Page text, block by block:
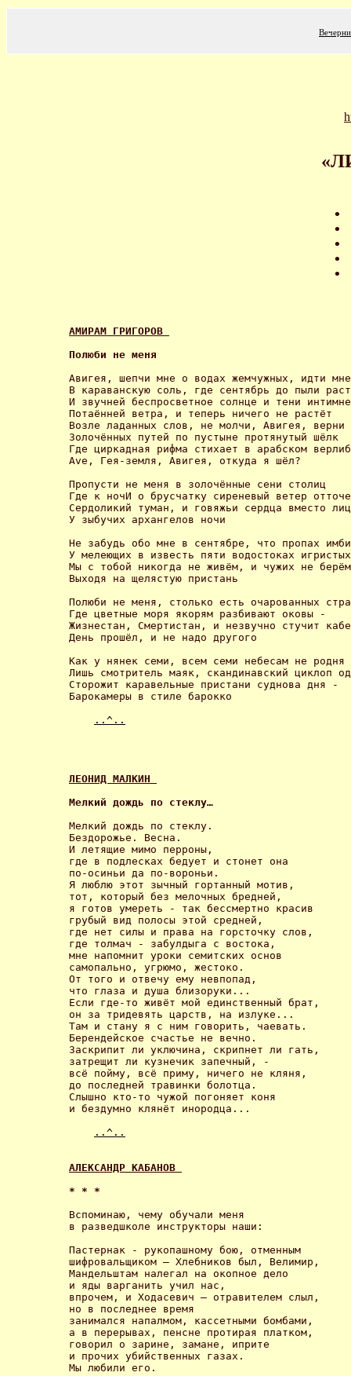
АМИРАМ ГРИГОРОВ
Полюби не меня
Авигея, шепчи мне о водах жемчужных, идти
В караванскую соль, где сентябрь до пыли
И звучней беспросветное солнце и тени
Потаённей ветра, и теперь ничего не растёт
Возле ладанных слов, не молчи, Авигея,
Золочённых путей по пустыне протянутый шёлк
Где циркадная рифма стихает в арабском
Ave, Гея-земля, Авигея, откуда я шёл?
Пропусти не меня в золочённые сени столиц
Где к ночИ о брусчатку сиреневый ветер
Сердоликий туман, и говяжьи сердца вместо
У зыбучих архангелов ночи
Не забудь обо мне в сентябре, что пропах
У мелеющих в известь пяти водостоках
Мы с тобой никогда не живём, и чужих не
Выходя на щелястую пристань
Полюби не меня, столько есть очарованных
Где цветные моря якорям разбивают оковы -
Жизнестан, Смертистан, и незвучно стучит
День прошёл, и не надо другого
Как у нянек семи, всем семи небесам не родня
Лишь смотритель маяк, скандинавский циклоп
Сторожит каравельные пристани суднова дня -
Барокамеры в стиле барокко
..^..
ЛЕОНИД МАЛКИН
Мелкий дождь по стеклу…
Мелкий дождь по стеклу.
Бездорожье. Весна.
И летящие мимо перроны,
где в подлесках бедует и стонет она
по-осиньи да по-вороньи.
Я люблю этот зычный гортанный мотив,
тот, который без мелочных бредней,
я готов умереть - так бессмертно красив
грубый вид полосы этой средней,
где нет силы и права на горсточку слов,
где толмач - забулдыга с востока,
мне напомнит уроки семитских основ
самопально, угрюмо, жестоко.
От того и отвечу ему невпопад,
что глаза и душа близоруки...
Если где-то живёт мой единственный брат,
он за тридевять царств, на излуке...
Там и стану я с ним говорить, чаевать.
Берендейское счастье не вечно.
Заскрипит ли уключина, скрипнет ли гать,
затрещит ли кузнечик запечный, -
всё пойму, всё приму, ничего не кляня,
до последней травинки болотца.
Слышно кто-то чужой погоняет коня
и бездумно клянёт инородца...
..^..
АЛЕКСАНДР КАБАНОВ
* * *
Вспоминаю, чему обучали меня
в разведшколе инструкторы наши:
Пастернак - рукопашному бою, отменным
шифровальщиком – Хлебников был, Велимир,
Мандельштам налегал на окопное дело
и яды варганить учил нас,
впрочем, и Ходасевич – отравителем слыл,
но в последнее время
занимался напалмом, кассетными бомбами,
а в перерывах, пенсне протирая платком,
говорил о зарине, замане, иприте
и прочих убийственных газах.
Мы любили его.